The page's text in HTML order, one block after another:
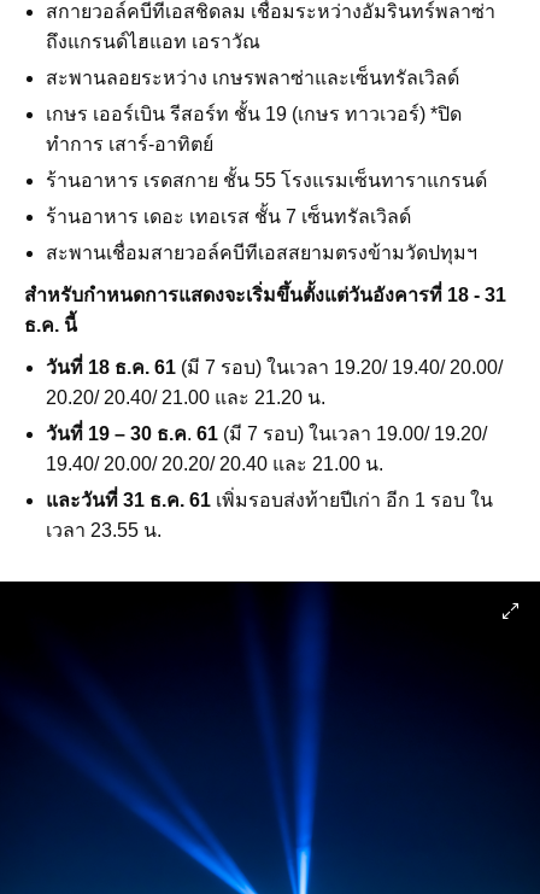
สกายวอล์คบีทีเอสชิดลม เชื่อมระหว่างอัมรินทร์พลาซ่า
ถึงแกรนด์ไฮแอท เอราวัณ
สะพานลอยระหว่าง เกษรพลาซ่าและเซ็นทรัลเวิลด์
เกษร เออร์เบิน รีสอร์ท ชั้น 19 (เกษร ทาวเวอร์) *ปิด
ทำการ เสาร์-อาทิตย์
ร้านอาหาร เรดสกาย ชั้น 55 โรงแรมเซ็นทาราแกรนด์
ร้านอาหาร เดอะ เทอเรส ชั้น 7 เซ็นทรัลเวิลด์
สะพานเชื่อมสายวอล์คบีทีเอสสยามตรงข้ามวัดปทุมฯ
สำหรับกำหนดการแสดงจะเริ่มขึ้นตั้งแต่วันอังคารที่ 18 - 31
ธ.ค. นี้
วันที่ 18 ธ.ค. 61 (มี 7 รอบ) ในเวลา 19.20/ 19.40/ 20.00/
20.20/ 20.40/ 21.00 และ 21.20 น.
วันที่ 19 – 30 ธ.ค. 61 (มี 7 รอบ) ในเวลา 19.00/ 19.20/
19.40/ 20.00/ 20.20/ 20.40 และ 21.00 น.
และวันที่ 31 ธ.ค. 61 เพิ่มรอบส่งท้ายปีเก่า อีก 1 รอบ ใน
เวลา 23.55 น.